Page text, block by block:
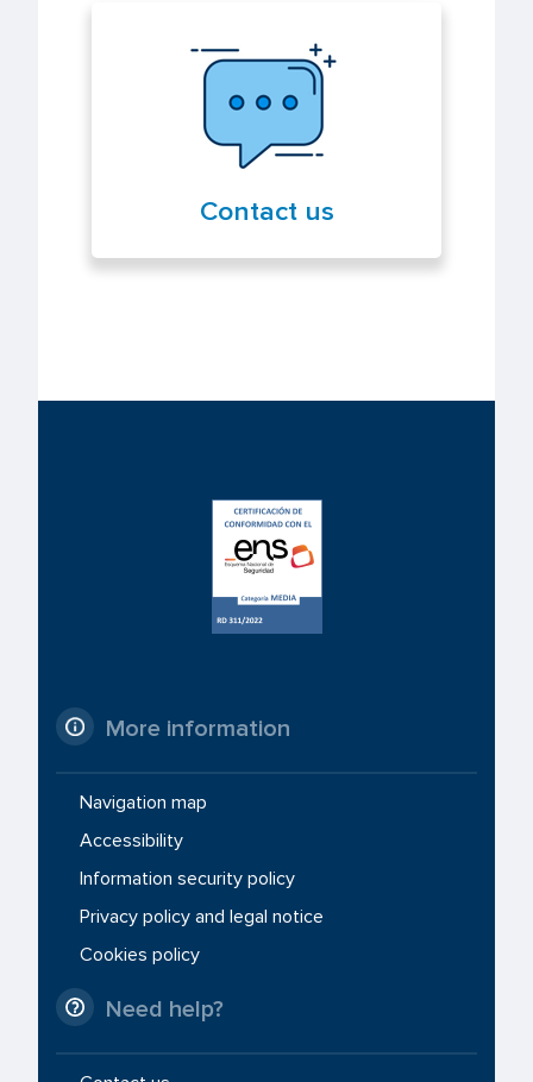
Contact us
More information
Navigation map
Accessibility
Information security policy
Privacy policy and legal notice
Cookies policy
Need help?